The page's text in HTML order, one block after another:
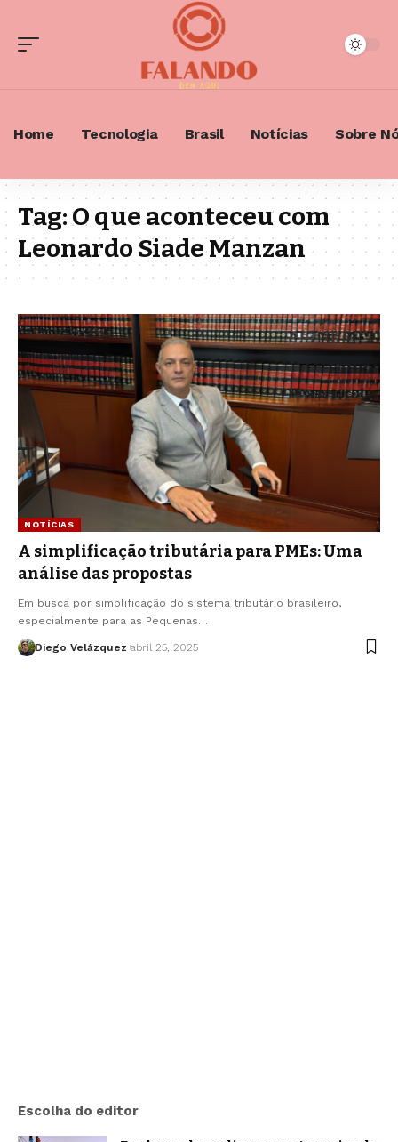
Home Tecnologia Brasil Notícias Sobre
Tag:O que aconteceu com
Leonardo Siade Manzan
NOTÍCIAS
A simplificação tributária para PMEs: Uma
análise das propostas
Em busca por simplificação do sistema tributário brasileiro,
especialmente para as Pequenas…
Diego Velázquez abril 25, 2025
Escolha do editor